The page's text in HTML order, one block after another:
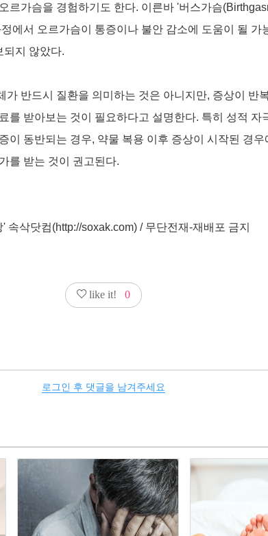
르가슴을 경험하기도 한다. 이른바 '버스가슴
에서 오르가슴이 통증이나 불안 감소에 도움이 될 가
되지 않았다.
가 반드시 질환을 의미하는 것은 아니지만, 증상이 반
를 받아보는 것이 필요하다고 설명한다. 특히 성적 자
이 동반되는 경우, 약물 복용 이후 증상이 시작된 경
를 받는 것이 권고된다.
삭닷컴(http://soxak.com) / 무단전재-재배포 금지
like it! 0
로그인 후 댓글을 남겨주세요